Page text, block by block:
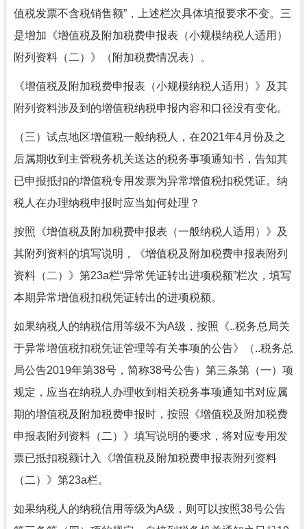
值税发票不含税销售额”，上述栏次具体填报要求不变。三
是增加《增值税及附加税费申报表（小规模纳税人适用）
附列资料（二）》（附加税费情况表）。
《增值税及附加税费申报表（小规模纳税人适用）》及其
附列资料涉及到的增值税纳税申报内容和口径没有变化。
（三）试点地区增值税一般纳税人，在2021年4月份及之
后属期收到主管税务机关送达的税务事项通知书，告知其
已申报抵扣的增值税专用发票为异常增值税扣税凭证。纳
税人在办理纳税申报时应当如何处理？
按照《增值税及附加税费申报表（一般纳税人适用）》及
其附列资料的填写说明，《增值税及附加税费申报表附列
资料（二）》第23a栏“异常凭证转出进项税额”栏次，填写
本期异常增值税扣税凭证转出的进项税额。
如果纳税人的纳税信用等级不为A级，按照《..税务总局关
于异常增值税扣税凭证管理等有关事项的公告》（..税务总
局公告2019年第38号，简称38号公告）第三条第（一）项
规定，应当在纳税人办理收到相关税务事项通知书对应属
期的增值税及附加税费申报时，按照《增值税及附加税费
申报表附列资料（二）》填写说明的要求，将对应专用发
票已抵扣税额计入《增值税及附加税费申报表附列资料
（二）》第23a栏。
如果纳税人的纳税信用等级为A级，则可以按照38号公告